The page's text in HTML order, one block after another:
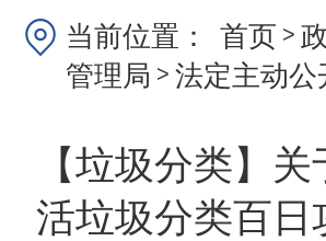
当前位置： 首页 >
管理局 > 法定主动公
【垃圾分类】
活垃圾分类百